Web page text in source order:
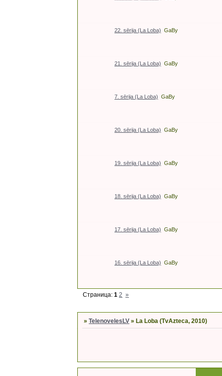
22. sērija (La Loba) GaBy
21. sērija (La Loba) GaBy
7. sērija (La Loba) GaBy
20. sērija (La Loba) GaBy
19. sērija (La Loba) GaBy
18. sērija (La Loba) GaBy
17. sērija (La Loba) GaBy
16. sērija (La Loba) GaBy
Страница:1 2 »
»TelenovelesLV »La Loba (TvAzteca, 2010)